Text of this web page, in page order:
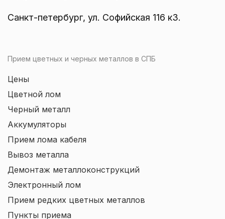
Санкт-петербург, ул. Софийская 116 к3.
Цены
Цветной лом
Черный металл
Аккумуляторы
Прием лома кабеля
Вывоз металла
Демонтаж металлоконструкций
Электронный лом
Прием редких цветных металлов
Пункты приема
Прием цветных и черных металлов в СПБ